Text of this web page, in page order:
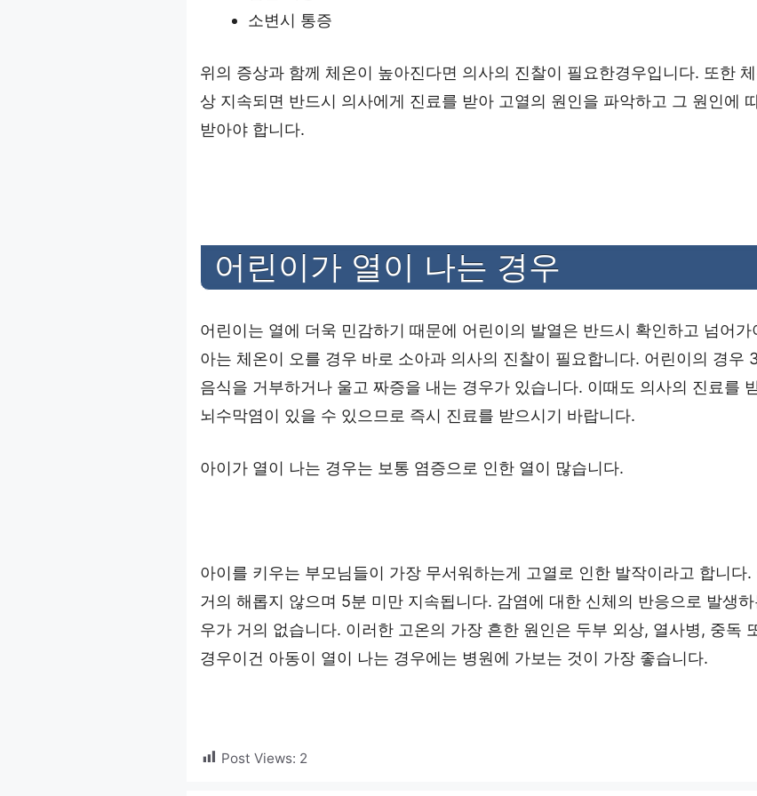
소변시 통증
위의 증상과 함께 체온이 높아진다면 의사의 진찰이 필요한경우입니다. 또한
상 지속되면 반드시 의사에게 진료를 받아 고열의 원인을 파악하고 그 원인에
받아야 합니다.
어린이가 열이 나는 경우
어린이는 열에 더욱 민감하기 때문에 어린이의 발열은 반드시 확인하고 넘어
아는 체온이 오를 경우 바로 소아과 의사의 진찰이 필요합니다. 어린이의 경우
음식을 거부하거나 울고 짜증을 내는 경우가 있습니다. 이때도 의사의 진료를
뇌수막염이 있을 수 있으므로 즉시 진료를 받으시기 바랍니다.
아이가 열이 나는 경우는 보통 염증으로 인한 열이 많습니다.
아이를 키우는 부모님들이 가장 무서워하는게 고열로 인한 발작이라고 합니다
거의 해롭지 않으며 5분 미만 지속됩니다. 감염에 대한 신체의 반응으로 발생
우가 거의 없습니다. 이러한 고온의 가장 흔한 원인은 두부 외상, 열사병, 중독
경우이건 아동이 열이 나는 경우에는 병원에 가보는 것이 가장 좋습니다.
Post Views: 2